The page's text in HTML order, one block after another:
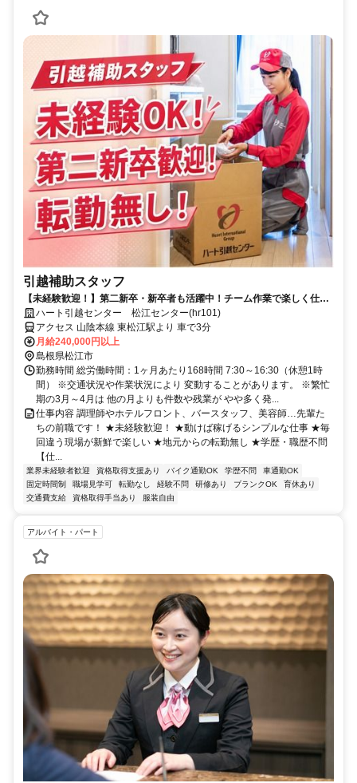
引越補助スタッフ
【未経験歓迎！】第二新卒・新卒者も活躍中！チーム作業で楽しく仕事
ができる引越スタッフ募集！
ハート引越センター 松江センター(hr101)
アクセス 山陰本線 東松江駅より 車で3分
月給240,000円以上
島根県松江市
勤務時間 総労働時間：1ヶ月あたり168時間 7:30～16:30（休憩1時
間） ※交通状況や作業状況により 変動することがあります。 ※繁忙
期の3月～4月は 他の月よりも件数や残業が やや多く発...
仕事内容 調理師やホテルフロント、バースタッフ、美容師…先輩た
ちの前職です！ ★未経験歓迎！ ★動けば稼げるシンプルな仕事 ★毎
回違う現場が新鮮で楽しい ★地元からの転勤無し ★学歴・職歴不問
【仕...
業界未経験者歓迎 資格取得支援あり バイク通勤OK 学歴不問
車通勤OK
固定時間制
職場見学可 転勤なし 経験不問 研修あり ブランクOK
育休あり
交通費支給
資格取得手当あり 服装自由
アルバイト・パート